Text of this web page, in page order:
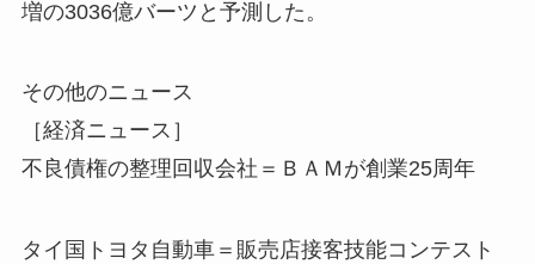
増の3036億バーツと予測した。
その他のニュース
［経済ニュース］
不良債権の整理回収会社＝ＢＡＭが創業25周年
タイ国トヨタ自動車＝販売店接客技能コンテスト